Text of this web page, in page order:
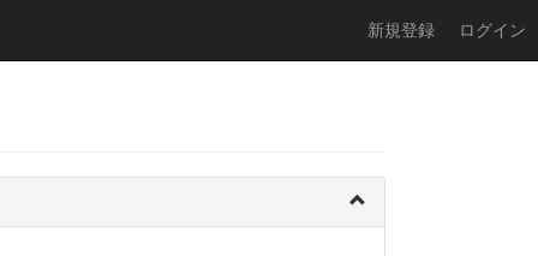
新規登録 ログイン